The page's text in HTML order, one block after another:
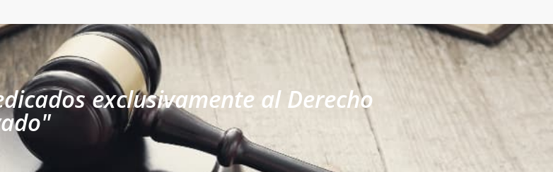
exclusivamente al Derecho